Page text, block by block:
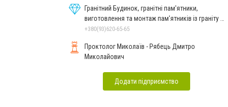
Гранітний Будинок, гранітні пам'ятники,
виготовлення та монтаж пам'ятників із граніту в
Миколаєві
+380(93)620-65-65
Проктолог Миколаїв - Рябець Дмитро
Миколайович
Додати підприємство